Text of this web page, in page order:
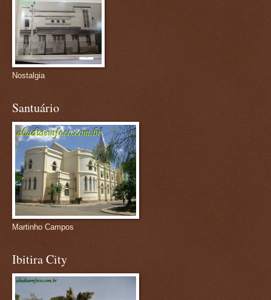
Nostalgia
Santuário
Martinho Campos
Ibitira City